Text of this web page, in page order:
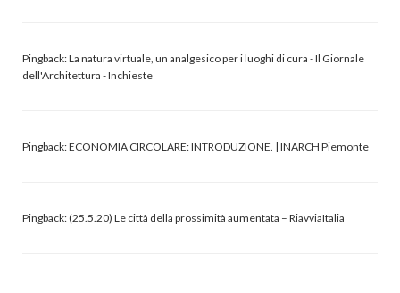
Pingback:La natura virtuale, un analgesico per i luoghi di cura - Il Giornale
dell'Architettura - Inchieste
Pingback:ECONOMIA CIRCOLARE: INTRODUZIONE. | INARCH Piemonte
Pingback:(25.5.20) Le città della prossimità aumentata – RiavviaItalia